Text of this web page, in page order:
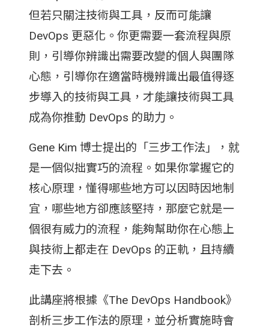
但若只關注技術與工具，反而可能讓
DevOps 更惡化。你更需要一套流程與原
則，引導你辨識出需要改變的個人與團隊
心態，引導你在適當時機辨識出最值得逐
步導入的技術與工具，才能讓技術與工具
成為你推動 DevOps 的助力。
Gene Kim 博士提出的「三步工作法」，就
是一個似拙實巧的流程。如果你掌握它的
核心原理，懂得哪些地方可以因時因地制
宜，哪些地方卻應該堅持，那麼它就是一
個很有威力的流程，能夠幫助你在心態上
與技術上都走在 DevOps 的正軌，且持續
走下去。
此講座將根據《The DevOps Handbook》
剖析三步工作法的原理，並分析實施時會